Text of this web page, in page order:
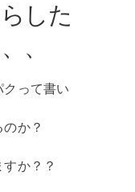
した
、
クって書い
か？
か？？